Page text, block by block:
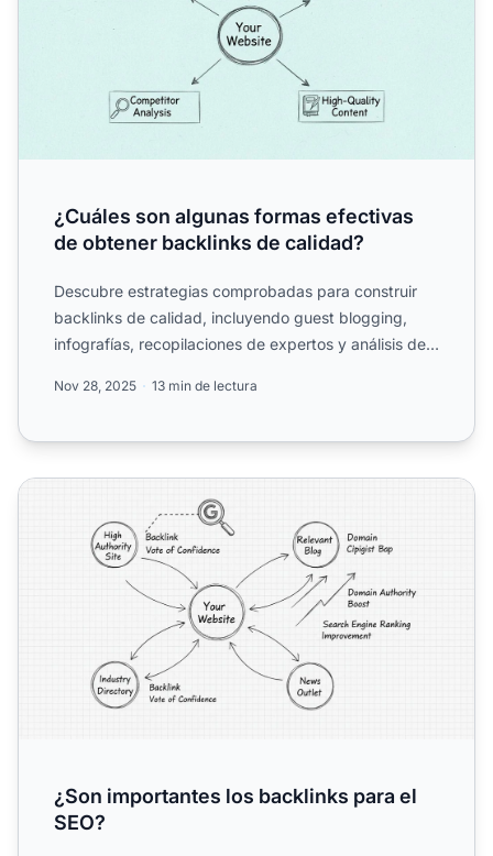
¿Cuáles son algunas formas efectivas
de obtener backlinks de calidad?
Descubre estrategias comprobadas para construir
backlinks de calidad, incluyendo guest blogging,
infografías, recopilaciones de expertos y análisis de
Nov 28, 2025 13 min de lectura
¿Son importantes los backlinks para el SEO?
¿Son importantes los backlinks para el
SEO?